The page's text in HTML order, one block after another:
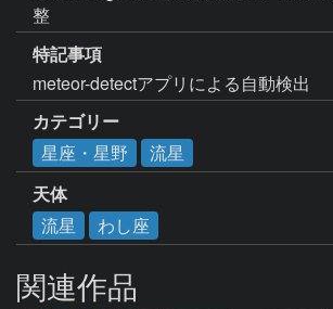
整
特記事項
meteor-detectアプリによる自動検出
カテゴリー
星座・星野
流星
天体
流星
わし座
関連作品